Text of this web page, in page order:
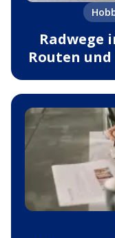
Radwege
Routen